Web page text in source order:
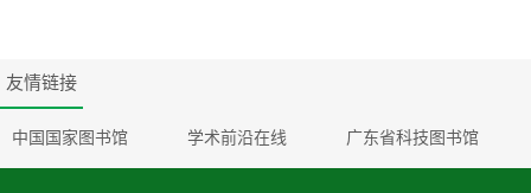
友情链接
中国国家图书馆 学术前沿在线 广东省科技图书馆